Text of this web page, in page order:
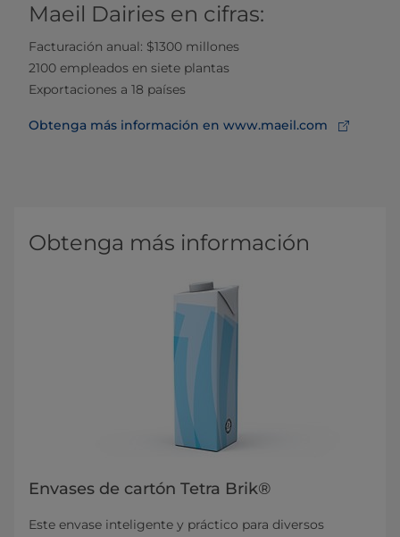
Maeil Dairies en cifras:
Facturación anual: $1300 millones
2100 empleados en siete plantas
Exportaciones a 18 países
Obtenga más información en www.maeil.com
Obtenga más información
Envases de cartón Tetra Brik®
Este envase inteligente y práctico para diversos